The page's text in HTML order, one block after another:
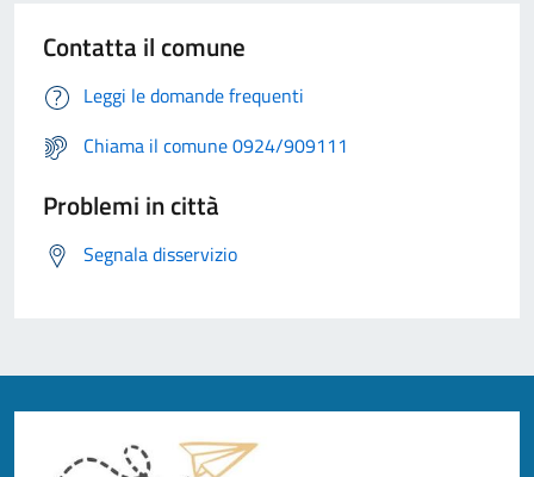
Contatta il comune
Leggi le domande frequenti
Chiama il comune 0924/909111
Problemi in città
Segnala disservizio